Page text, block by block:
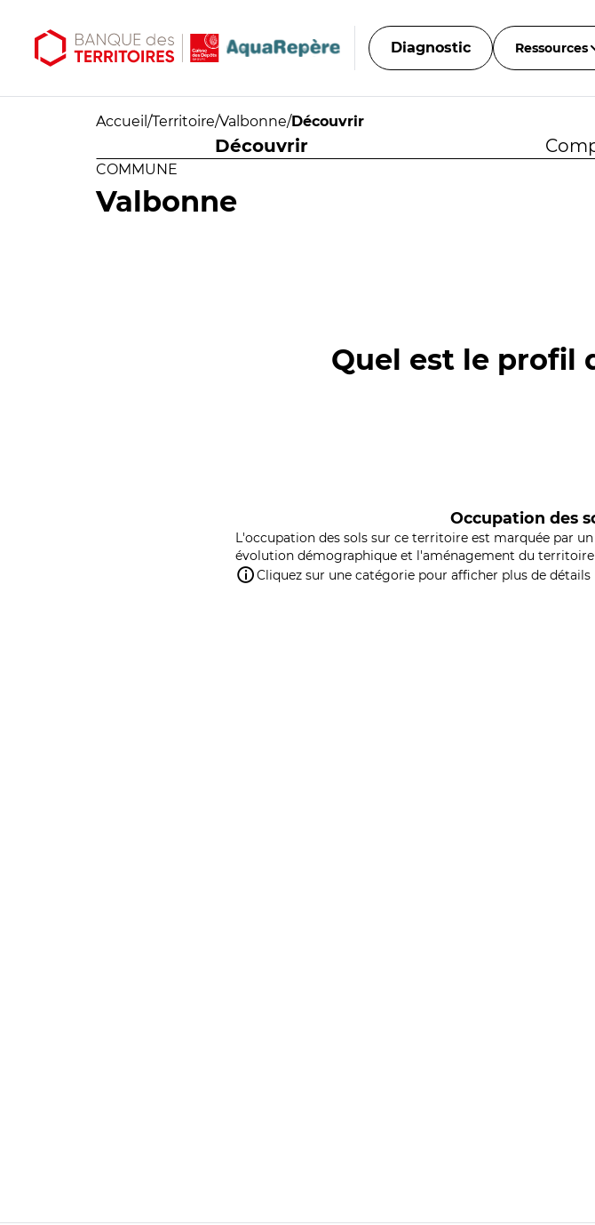
Diagnostic Ressources
Accueil /Territoire/Valbonne/Découvrir
Découvrir
COMMUNE
Valbonne
Quel est le profil
Occupation des
L'occupation des sols sur ce territoire est marquée par
évolution démographique et l'aménagement du
Cliquez sur une catégorie pour afficher plus de détails